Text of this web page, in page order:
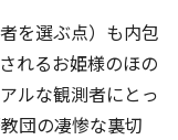
を選ぶ点）も内包
れるお姫様のほの
ルな観測者にとっ
団の凄惨な裏切